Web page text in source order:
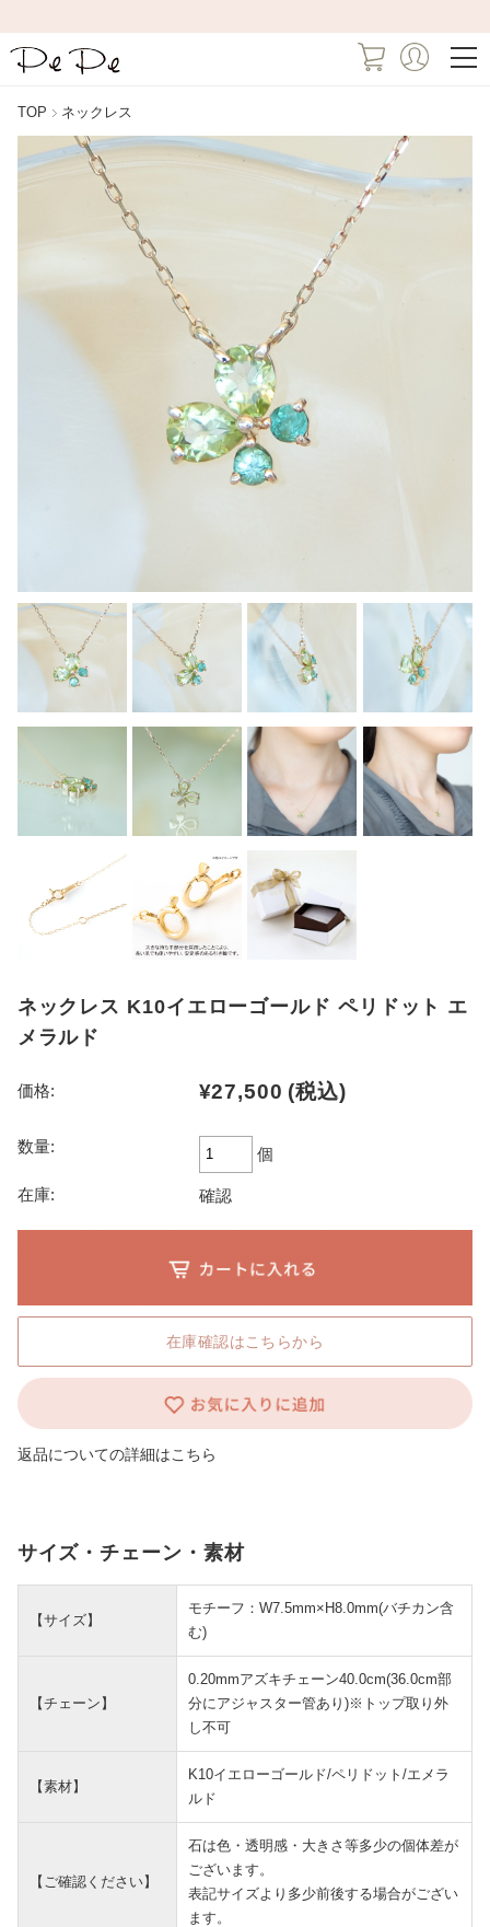
TOP ネックレス
ネックレス K10イエローゴールド ペリドット エ
メラルド
価格: ¥27,500 (税込)
数量: 個
在庫: 確認
在庫確認はこちらから
返品についての詳細はこちら
サイズ・チェーン・素材
【サイズ】
モチーフ：W7.5mm×H8.0mm(バチカン含
む)
【チェーン】
0.20mmアズキチェーン40.0cm(36.0cm部
分にアジャスター管あり)※トップ取り外
し不可
【素材】
K10イエローゴールド/ペリドット/エメラ
ルド
【ご確認ください】
石は色・透明感・大きさ等多少の個体差が
ございます。
表記サイズより多少前後する場合がござい
ます。